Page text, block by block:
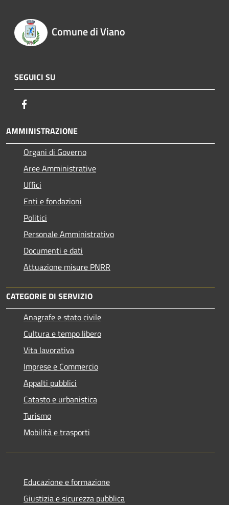
Comune di Viano
SEGUICI SU
AMMINISTRAZIONE
Organi di Governo
Aree Amministrative
Uffici
Enti e fondazioni
Politici
Personale Amministrativo
Documenti e dati
Attuazione misure PNRR
CATEGORIE DI SERVIZIO
Anagrafe e stato civile
Cultura e tempo libero
Vita lavorativa
Imprese e Commercio
Appalti pubblici
Catasto e urbanistica
Turismo
Mobilità e trasporti
Educazione e formazione
Giustizia e sicurezza pubblica